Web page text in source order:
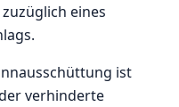
eines
ist
verhinderte